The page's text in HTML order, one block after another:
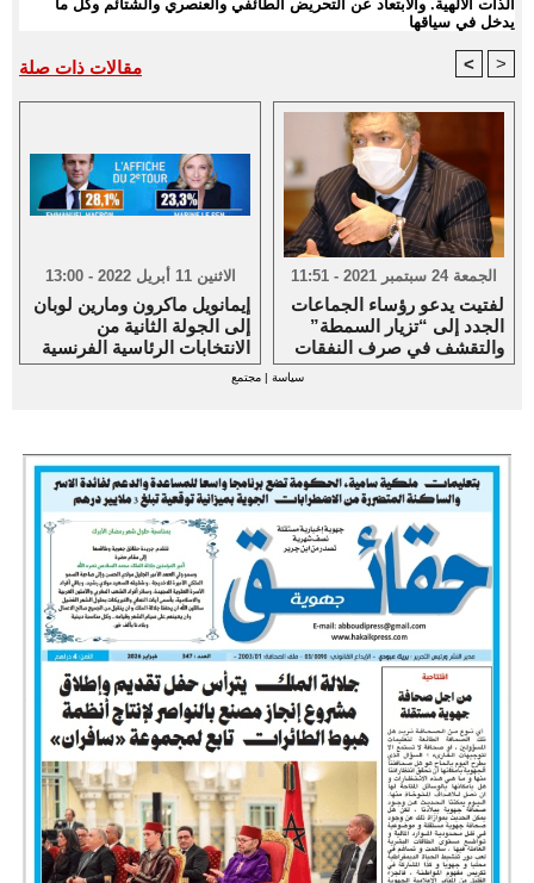
الذات الالهية. والابتعاد عن التحريض الطائفي والعنصري والشتائم وكل ما
يدخل في سياقها
مقالات ذات صلة < >
الاثنين 11 أبريل 2022 - 13:00
إيمانويل ماكرون ومارين لوبان
إلى الجولة الثانية من
الانتخابات الرئاسية الفرنسية
الجمعة 24 سبتمبر 2021 - 11:51
لفتيت يدعو رؤساء الجماعات
الجدد إلى “تزيار السمطة”
والتقشف في صرف النفقات
سياسة |مجتمع